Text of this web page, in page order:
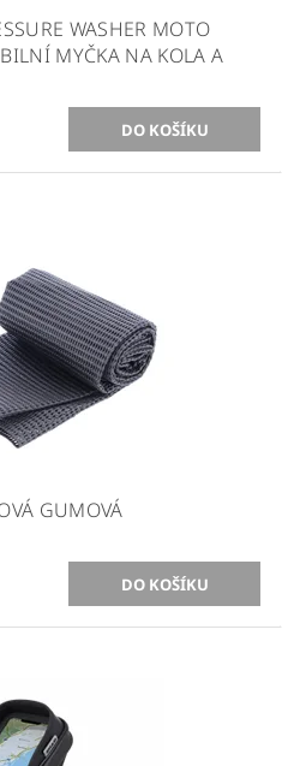
WASHER MOTO
MYČKA NA KOLA A
GUMOVÁ